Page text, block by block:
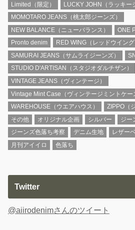
Limited（限定）
LUCKY JOHN（ラッキー
MOMOTARO JEANS（桃太郎ジーンズ）
NEW BALANCE（ニューバランス）
ONE
Pronto denim
RED WING（レッドウイング
SAMURAI JEANS（サムライジーンズ）
STUDIO D'ARTISAN（スタジオダルチザン）
VINTAGE JEANS（ヴィンテージ）
Vintage Mint Case（ヴィンテージミントケー
WAREHOUSE（ウエアハウス）
ZIPPO（
その他
オリジナル企画 シルバー
ジー
ジーンズ色落ち考察
デニム生地 レザー
月刊アイイロ
色落ち
Twitter
@aiirodenimさんのツイート